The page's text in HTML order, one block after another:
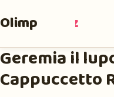
Olimpia Ruiz
Geremia il
Cappuccetto